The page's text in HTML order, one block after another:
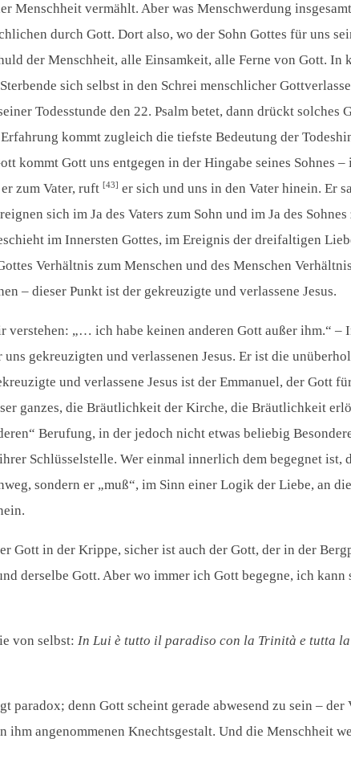
Menschheit vermählt. Aber was Menschwerdung
durch Gott. Dort also, wo der Sohn Gottes für uns
der Menschheit, alle Einsamkeit, alle Ferne von Gott.
sich selbst in den Schrei menschlicher
Todesstunde den 22. Psalm betet, dann drückt
kommt zugleich die tiefste Bedeutung der
kommt Gott uns entgegen in der Hingabe seines Sohnes
zum Vater, ruft[43] er sich und uns in den Vater hinein. Er
sich im Ja des Vaters zum Sohn und im Ja des
im Innersten Gottes, im Ereignis der dreifaltigen
Verhältnis zum Menschen und des Menschen
– dieser Punkt ist der gekreuzigte und verlassene Jesus.
verstehen: „… ich habe keinen anderen Gott außer ihm.“
uns gekreuzigten und verlassenen Jesus. Er ist die
und verlassene Jesus ist der Emmanuel, der Gott
ganzes, die Bräutlichkeit der Kirche, die Bräutlichkeit
Berufung, in der jedoch nicht etwas beliebig
Schlüsselstelle. Wer einmal innerlich dem begegnet
sondern er „muß“, im Sinn einer Logik der Liebe, an
Gott in der Krippe, sicher ist auch der Gott, der in der
derselbe Gott. Aber wo immer ich Gott begegne, ich
von selbst:In Lui è tutto il paradiso con la Trinità e tutta
paradox; denn Gott scheint gerade abwesend zu sein –
ihm angenommenen Knechtsgestalt. Und die Menschheit